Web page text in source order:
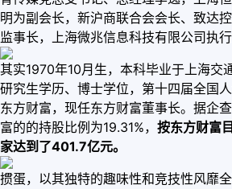
明为副会长，新沪商联合会会长、致达
监事长，上海微兆信息科技有限公司执
其实1970年10月生，本科毕业于上海交
研究生学历、博士学位，第十四届全国
东方财富，现任东方财富董事长。据企
富的的持股比例为19.31%， 按东方财富
家达到了401.7亿元。
掼蛋，以其独特的趣味性和竞技性风靡